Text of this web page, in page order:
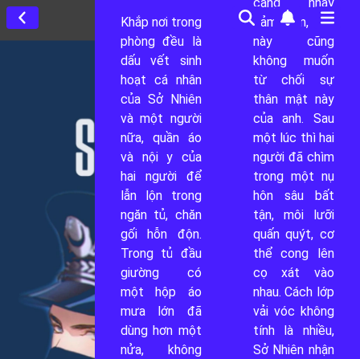
Khắp nơi trong
phòng đều là
dấu vết sinh
hoạt cá nhân
của Sở Nhiên
và một người
nữa, quần áo
và nội y của
hai người để
lẫn lộn trong
ngăn tủ, chăn
gối hỗn độn.
Trong tủ đầu
giường có
một hộp áo
mưa lớn đã
dùng hơn một
nửa, không
cảm hơn, lúc
này cũng
không muốn
từ chối sự
thân mật này
của anh. Sau
một lúc thì hai
người đã chìm
trong một nụ
hôn sâu bất
tận, môi lưỡi
quấn quýt, cơ
thể cong lên
cọ xát vào
nhau. Cách lớp
vải vóc không
tính là nhiều,
Sở Nhiên nhận